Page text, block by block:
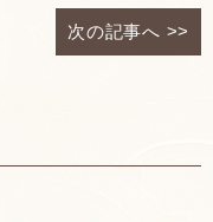
次の記事へ >>